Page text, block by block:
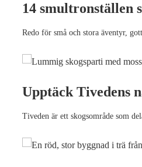
14 smultronställen
Redo för små och stora äventyr,
Upptäck Tivedens
Tiveden är ett skogsområde som